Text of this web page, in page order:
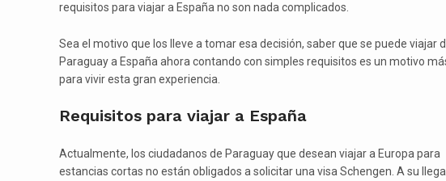
requisitos para viajar a España no son nada complicados.
Sea el motivo que los lleve a tomar esa decisión, saber que se puede viajar
Paraguay a España ahora contando con simples requisitos es un motivo
para vivir esta gran experiencia.
Requisitos para viajar a España
Actualmente, los ciudadanos de Paraguay que desean viajar a Europa para
estancias cortas no están obligados a solicitar una visa Schengen. A su